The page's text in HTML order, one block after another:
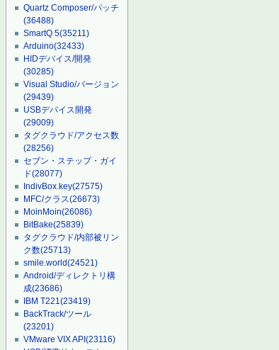
Quartz Composer/パッチ
(36488)
SmartQ 5(35211)
Arduino(32433)
HIDデバイス/開発
(30285)
Visual Studio/バージョン
(29439)
USBデバイス開発
(29009)
タグクラウド/アクセス数
(28256)
セブン・ステップ・ガイ
ド(28077)
IndivBox.key(27575)
MFC/クラス(26673)
MoinMoin(26086)
BitBake(25839)
タグクラウド/内部被リン
ク数(25713)
smile.world(24521)
Android/ディレクトリ構
成(23686)
IBM T221(23419)
BackTrack/ツール
(23201)
VMware VIX API(23116)